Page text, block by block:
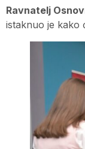
Ravnatelj
istaknuo je kako